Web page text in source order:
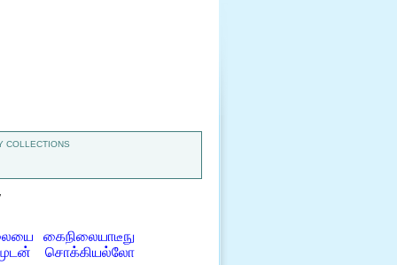
COLLECTIONS
கைநிலையாடீநு
சொக்கியல்லோ